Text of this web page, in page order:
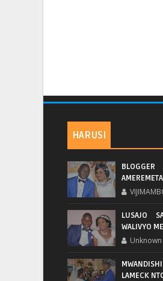
HARUSI
LUSAJO
WALIVYO
Unknown
LAMECK